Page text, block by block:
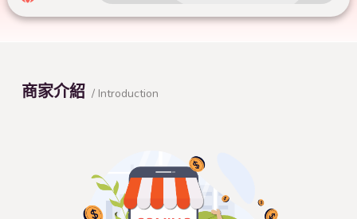
商家介紹 / Introduction